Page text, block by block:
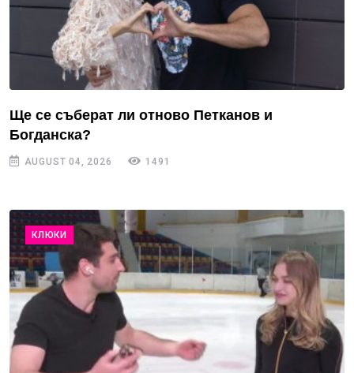
Ще се съберат ли отново Петканов и
Богданска?
AUGUST 04, 2026 1491
КЛЮКИ